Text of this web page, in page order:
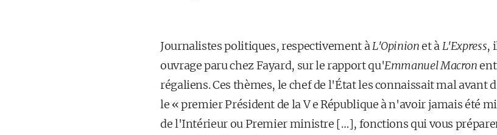
Journalistes politiques, respectivement àL'Opinionet àL'Express,
ouvrage paru chez Fayard, sur le rapport qu'Emmanuel Macron
régaliens. Ces thèmes, le chef de l'État les connaissait mal avant
le « premier Président de la V e République à n'avoir jamais été
de l'Intérieur ou Premier ministre […], fonctions qui vous